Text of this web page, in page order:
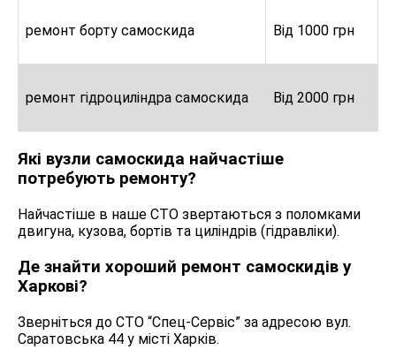
ремонт борту самоскида Від 1000 грн
ремонт гідроциліндра самоскида Від 2000 грн
Які вузли самоскида найчастіше
потребують ремонту?
Найчастіше в наше СТО звертаються з поломками
двигуна, кузова, бортів та циліндрів (гідравліки).
Де знайти хороший ремонт самоскидів у
Харкові?
Зверніться до СТО “Спец-Сервіс” за адресою вул.
Саратовська 44 у місті Харків.